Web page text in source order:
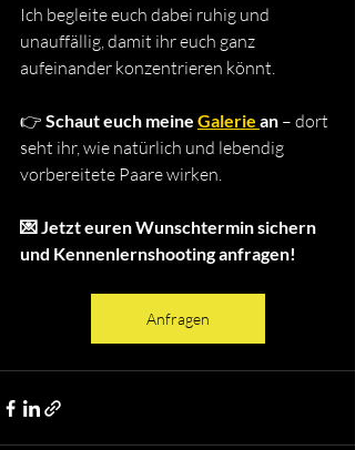
Ich begleite euch dabei ruhig und
unauffällig, damit ihr euch ganz
aufeinander konzentrieren könnt.
👉 Schaut euch meine Galerie an – dort
seht ihr, wie natürlich und lebendig
vorbereitete Paare wirken.
💌 Jetzt euren Wunschtermin sichern
und Kennenlernshooting anfragen!
Anfragen